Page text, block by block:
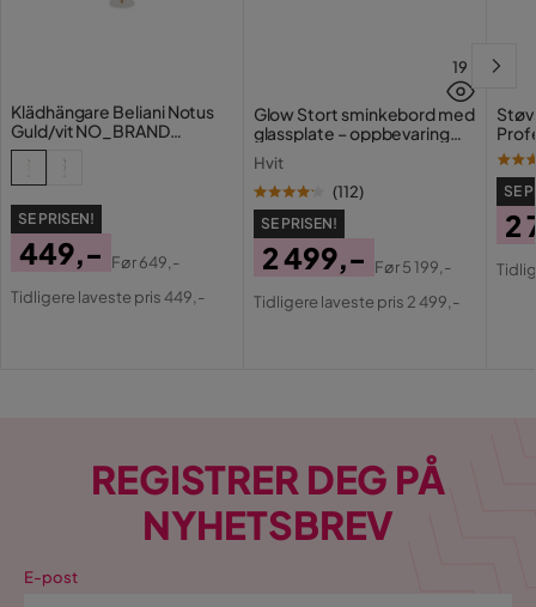
Klädhängare Beliani Notus
Guld/vit NO_BRAND
GOLD||White
SE PRISEN!
Pris
449,-
Original
Før649,-
Tidligere laveste pris 449,-
19
Glow Stort sminkebord med
glassplate – oppbevaring
med skuffer og rom 120 cm
Hvit
(112)
SE PRISEN!
Pris
2 499,-
Original
Før5 199,-
Tidligere laveste pris 2 499,-
SE
2
REGISTRER DEG PÅ
NYHETSBREV
E-post